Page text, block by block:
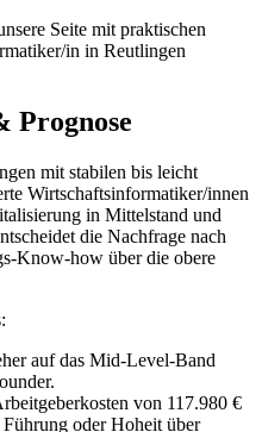
Seite mit praktischen
in in Reutlingen
Prognose
mit stabilen bis leicht
Wirtschaftsinformatiker/innen
in Mittelstand und
die Nachfrage nach
Know-how über die obere
auf das Mid-Level-Band
von 117.980 €
oder Hoheit über